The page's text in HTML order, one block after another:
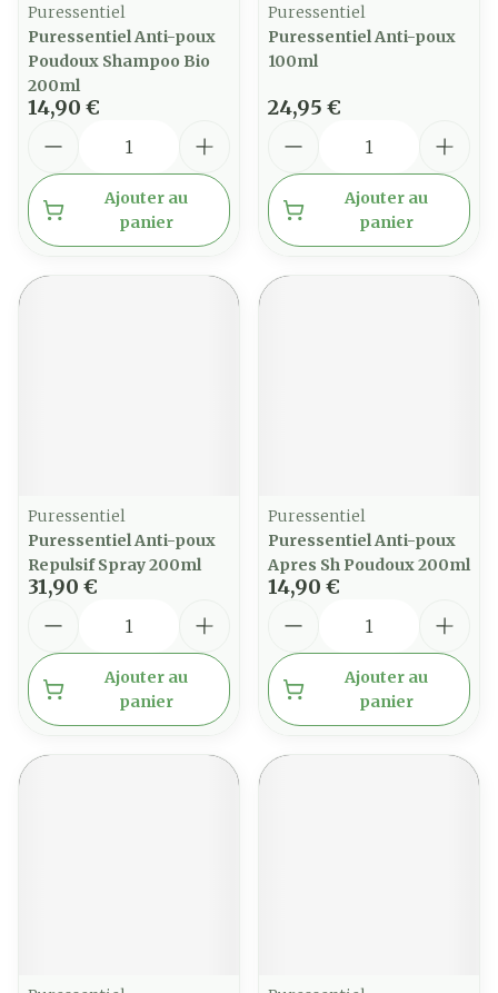
Puressentiel
Puressentiel Anti-poux
Poudoux Shampoo Bio
200ml
14,90 €
Ajouter au
panier
Puressentiel
Puressentiel Anti-poux
100ml
24,95 €
Ajouter au
panier
Puressentiel
Puressentiel Anti-poux
Repulsif Spray 200ml
31,90 €
Ajouter au
panier
Puressentiel
Puressentiel Anti-poux
Apres Sh Poudoux 200ml
14,90 €
Ajouter au
panier